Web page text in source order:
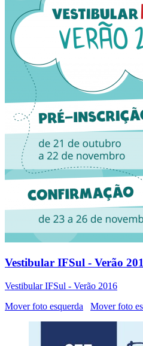
Vestibular IFSul - Verão
Vestibular IFSul - Verão 2016
Mover foto esquerda
Mover foto